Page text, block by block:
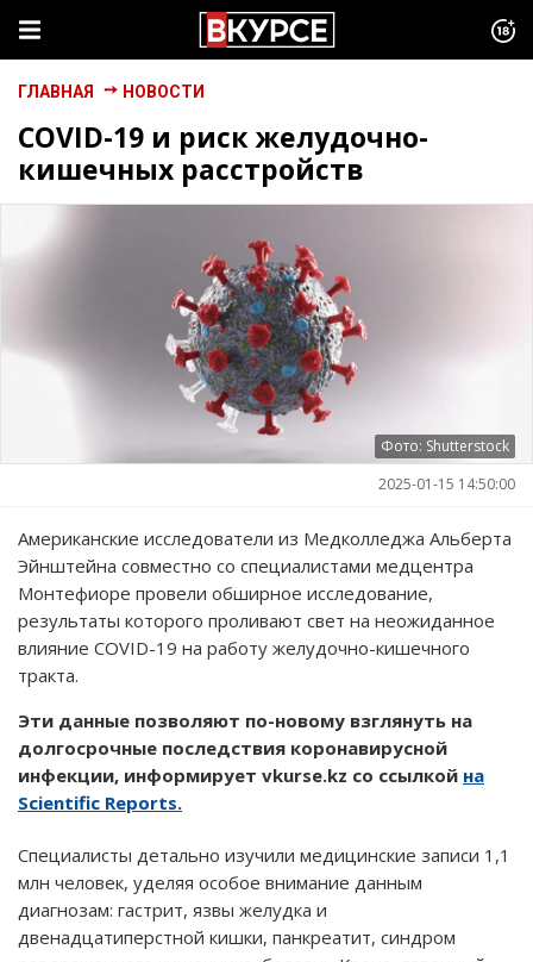
ГЛАВНАЯ НОВОСТИ
COVID-19 и риск желудочно-
кишечных расстройств
Фото: Shutterstock
2025-01-15 14:50:00
Американские исследователи из Медколледжа Альберта
Эйнштейна совместно со специалистами медцентра
Монтефиоре провели обширное исследование,
результаты которого проливают свет на неожиданное
влияние COVID-19 на работу желудочно-кишечного
тракта.
Эти данные позволяют по-новому взглянуть на
долгосрочные последствия коронавирусной
инфекции, информирует vkurse.kz со ссылкой на
Scientific Reports.
Специалисты детально изучили медицинские записи 1,1
млн человек, уделяя особое внимание данным
диагнозам: гастрит, язвы желудка и
двенадцатиперстной кишки, панкреатит, синдром